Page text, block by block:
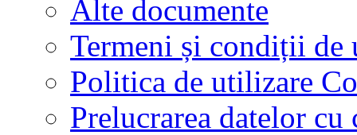
Alte documente
Termeni și condiții de
Politica de utilizare
Prelucrarea datelor cu